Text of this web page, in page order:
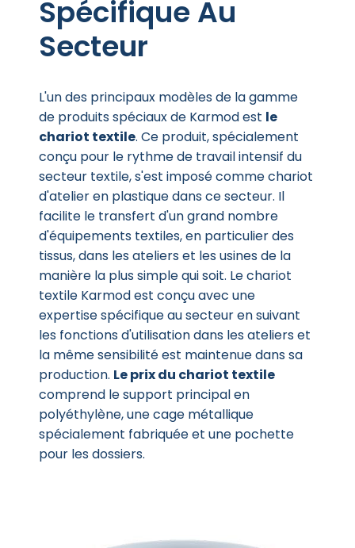
Spécifique Au
Secteur
L'un des principaux modèles de la gamme
de produits spéciaux de Karmod est le
chariot textile. Ce produit, spécialement
conçu pour le rythme de travail intensif du
secteur textile, s'est imposé comme chariot
d'atelier en plastique dans ce secteur. Il
facilite le transfert d'un grand nombre
d'équipements textiles, en particulier des
tissus, dans les ateliers et les usines de la
manière la plus simple qui soit. Le chariot
textile Karmod est conçu avec une
expertise spécifique au secteur en suivant
les fonctions d'utilisation dans les ateliers et
la même sensibilité est maintenue dans sa
production. Le prix du chariot textile
comprend le support principal en
polyéthylène, une cage métallique
spécialement fabriquée et une pochette
pour les dossiers.